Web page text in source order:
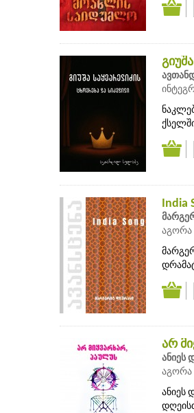
India
აგორა
არ
ანიეს
აგორა
ანიეს